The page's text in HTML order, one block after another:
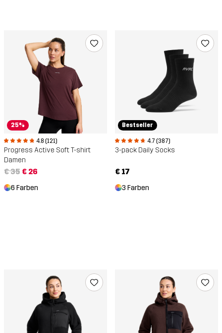
25%
4.8 (121)
Progress Active Soft T-shirt
Damen
€ 35 € 26
6 Farben
Bestseller
4.7 (387)
3-pack Daily Socks
€ 17
3 Farben